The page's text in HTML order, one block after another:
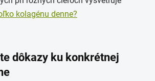
kolagénu denne?
dôkazy ku konkrétnej